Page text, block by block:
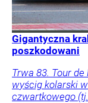
Gigantyczna
poszkodowani
Trwa 83. Tour
wyścig kolarski
czwartkowego